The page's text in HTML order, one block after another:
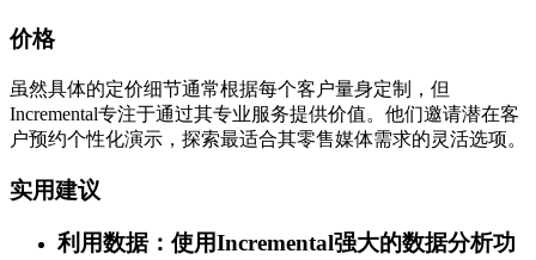
价格
虽然具体的定价细节通常根据每个客户量身定制，但
Incremental专注于通过其专业服务提供价值。他们邀请潜在客
户预约个性化演示，探索最适合其零售媒体需求的灵活选项。
实用建议
利用数据：使用Incremental强大的数据分析功